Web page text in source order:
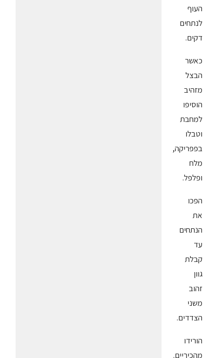
העוף
לנתחים
דקים.
כאשר
הבצל
מזהיב
הוסיפו
למחבת
וטבלו
בפפריקה,
מלח
ופלפל.
הפכו
את
הנתחים
עד
קבלת
גוון
זהוב
משני
הצדדים.
הורידו
מהכיריים.